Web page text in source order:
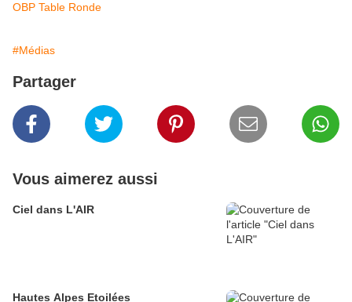
OBP Table Ronde
#Médias
Partager
Vous aimerez aussi
Ciel dans L'AIR
Hautes Alpes Etoilées